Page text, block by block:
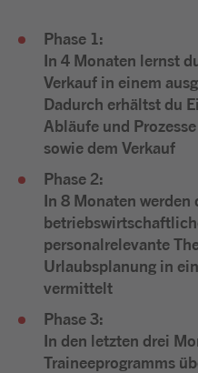
Phase 1:
In 4 Monaten lernst
Verkauf in einem
Dadurch erhältst du
Abläufe und
sowie dem Verkauf
Phase 2:
In 8 Monaten werden
personalrelevante
Urlaubsplanung in
vermittelt
Phase 3:
In den letzten drei
Traineeprogramms